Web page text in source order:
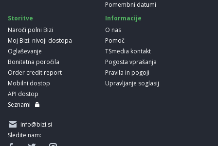
Pomembni datumi
Storitve
Naroči polni Bizi
Moj Bizi: nivoji dostopa
Oglaševanje
Bonitetna poročila
Order credit report
Mobilni dostop
API dostop
Seznami
Informacije
O nas
Pomoč
TSmedia kontakt
Pogosta vprašanja
Pravila in pogoji
Upravljanje soglasij
info@bizi.si
Sledite nam: